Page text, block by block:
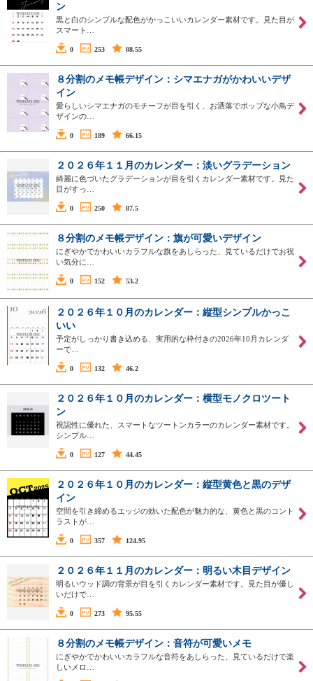
ン
黒と白のシンプルな配色がかっこいいカレンダー素材です。見た目が
スマート…
0 253 88.55
８分割のメモ帳デザイン：シマエナガがかわいいデザ
イン
愛らしいシマエナガのモチーフが目を引く、お洒落でポップな小鳥デ
ザインの…
0 189 66.15
２０２６年１１月のカレンダー：淡いグラデーション
綺麗に色づいたグラデーションが目を引くカレンダー素材です。見た
目がすっ…
0 250 87.5
８分割のメモ帳デザイン：旗が可愛いデザイン
にぎやかでかわいいカラフルな旗をあしらった、見ているだけでお祝
い気分に…
0 152 53.2
２０２６年１０月のカレンダー：縦型シンプルかっこ
いい
予定がしっかり書き込める、実用的な枠付きの2026年10月カレンダ
ーで…
0 132 46.2
２０２６年１０月のカレンダー：横型モノクロツート
ン
視認性に優れた、スマートなツートンカラーのカレンダー素材です。
シンプル…
0 127 44.45
２０２６年１０月のカレンダー：縦型黄色と黒のデザ
イン
空間を引き締めるエッジの効いた配色が魅力的な、黄色と黒のコント
ラストが…
0 357 124.95
２０２６年１１月のカレンダー：明るい木目デザイン
明るいウッド調の背景が目を引くカレンダー素材です。見た目が優し
いだけで…
0 273 95.55
８分割のメモ帳デザイン：音符が可愛いメモ
にぎやかでかわいいカラフルな音符をあしらった、見ているだけで楽
しいメロ…